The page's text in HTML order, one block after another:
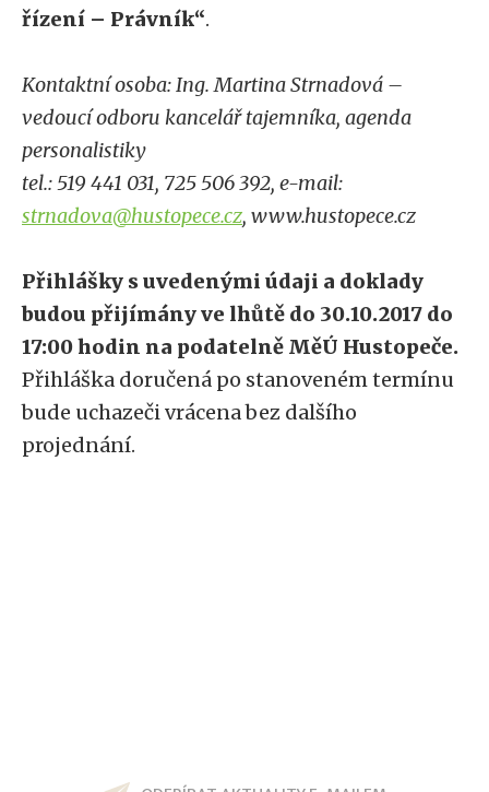
řízení – Právník“.
Kontaktní osoba: Ing. Martina Strnadová –
vedoucí odboru kancelář tajemníka, agenda
personalistiky
tel.: 519 441 031, 725 506 392, e-mail:
strnadova@hustopece.cz, www.hustopece.cz
Přihlášky s uvedenými údaji a doklady
budou přijímány ve lhůtě do 30.10.2017 do
17:00 hodin na podatelně MěÚ Hustopeče.
Přihláška doručená po stanoveném termínu
bude uchazeči vrácena bez dalšího
projednání.